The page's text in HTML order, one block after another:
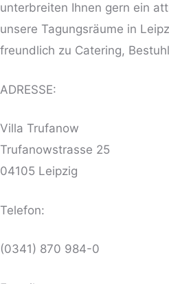
unterbreiten Ihnen gern ein
unsere Tagungsräume in
freundlich zu Catering,
ADRESSE:
Villa Trufanow
Trufanowstrasse 25
04105 Leipzig
Telefon:
(0341) 870 984-0